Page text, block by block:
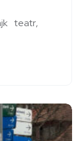
teatr